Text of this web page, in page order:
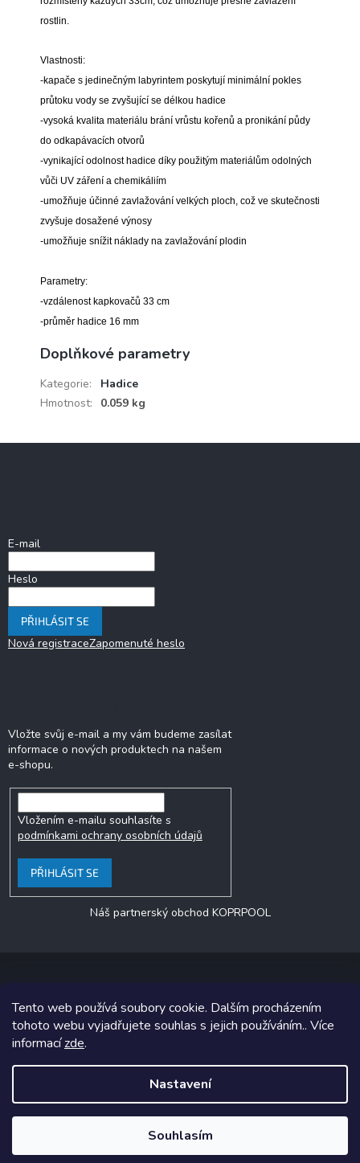
Tento web používá soubory cookie. Dalším procházením
tohoto webu vyjadřujete souhlas s jejich používáním.. Více
informacízde.
Nastavení
Souhlasím
rostlin.
Vlastnosti:
-kapače s jedinečným labyrintem poskytují minimální pokles
průtoku vody se zvyšující se délkou hadice
-vysoká kvalita materiálu brání vrůstu kořenů a pronikání půdy
do odkapávacích otvorů
-vynikající odolnost hadice díky použitým materiálům odolných
vůči UV záření a chemikáliím
-umožňuje účinné zavlažování velkých ploch, což ve skutečnosti
zvyšuje dosažené výnosy
-umožňuje snížit náklady na zavlažování plodin
Parametry:
-vzdálenost kapkovačů 33 cm
-průměr hadice 16 mm
Doplňkové parametry
Kategorie:
Hadice
Hmotnost: 0.059 kg
E-mail
Heslo
PŘIHLÁSIT SE
Nová registraceZapomenuté heslo
Vložte svůj e-mail a my vám budeme zasílat
informace o nových produktech na našem
e-shopu.
Vložením e-mailu souhlasíte s
podmínkami ochrany osobních údajů
PŘIHLÁSIT SE
Náš partnerský obchod KOPRPOOL
Copyright 2026jezero.cz. Všechna práva vyhrazena.
Grafický návrh vytvořil a na Shoptet implementoval
Shoptetak.cz.